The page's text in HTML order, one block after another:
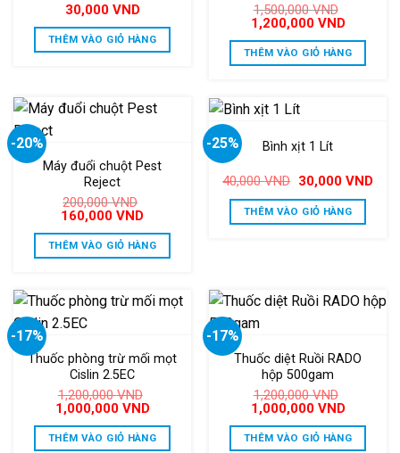
30,000 VND
THÊM VÀO GIỎ HÀNG
1,500,000VND
Giá
gốc
là:
1,500,000 VND.
1,200,000 VNDGiá
tại
là:
THÊM VÀO GIỎ HÀNG
-20%
Máy đuổi chuột Pest
Reject
200,000VND
Giá
là:
200,000 VND.
160,000 VNDGiá
tại
là:
THÊM VÀO GIỎ HÀNG
-25% Bình xịt 1 Lít
40,000VND Giá
gốc
là:
40,000 VND.
30,000 VNDGiá
THÊM VÀO GIỎ HÀNG
-17%
Thuốc phòng trừ mối mọt
Cislin 2.5EC
1,200,000VND
Giá
gốc
là:
1,200,000 VND.
1,000,000 VNDGiá
tại
là:
THÊM VÀO GIỎ HÀNG
-17%
Thuốc diệt Ruồi RADO
hộp 500gam
1,200,000VND
Giá
gốc
là:
1,200,000 VND.
1,000,000 VNDGiá
tại
là:
THÊM VÀO GIỎ HÀNG